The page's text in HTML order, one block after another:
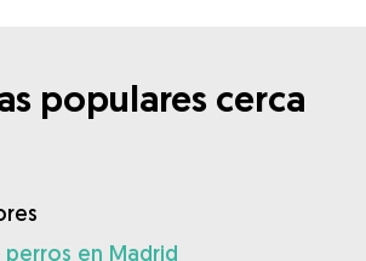
populares cerca
en Madrid